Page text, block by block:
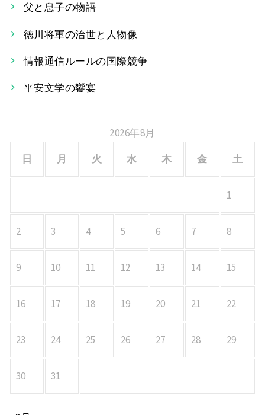
シ
ョ
ン
父と息子の物語
徳川将軍の治世と人物像
情報通信ルールの国際競争
平安文学の饗宴
2026年8月
日
月 火 水 木 金 土
1
2 3 4 5 6 7 8
9 10 11 12 13 14 15
16 17 18 19 20 21 22
23 24 25 26 27 28 29
30 31